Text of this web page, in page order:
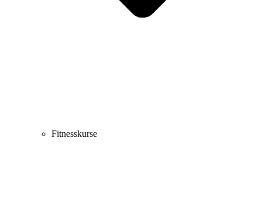
Fitnesskurse